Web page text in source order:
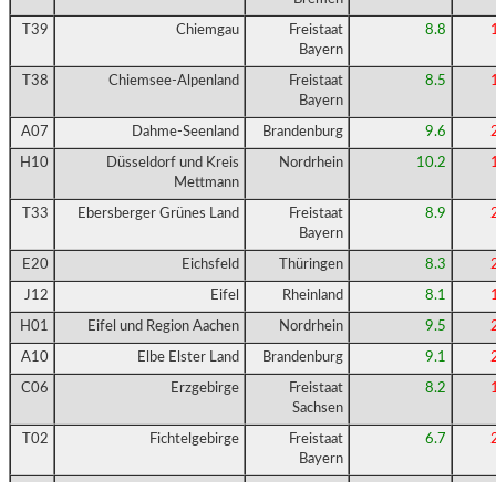
T39 Chiemgau
Freistaat
Bayern
8.8
T38 Chiemsee-Alpenland
Freistaat
Bayern
8.5
A07 Dahme-Seenland Brandenburg 9.6
H10
Düsseldorf und Kreis
Mettmann
Nordrhein 10.2
T33 Ebersberger Grünes Land
Freistaat
Bayern
8.9
E20 Eichsfeld Thüringen 8.3
J12 Eifel Rheinland 8.1
H01 Eifel und Region Aachen Nordrhein 9.5
A10 Elbe Elster Land Brandenburg 9.1
C06 Erzgebirge
Freistaat
Sachsen
8.2
T02 Fichtelgebirge
Freistaat
Bayern
6.7